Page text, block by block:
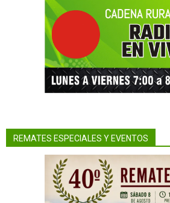
REMATES ESPECIALES Y EVENTOS